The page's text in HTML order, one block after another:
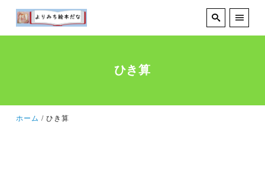
ひき算
ホーム ひき算